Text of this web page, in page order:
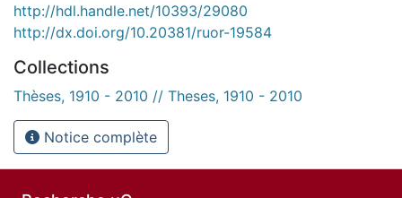
http://hdl.handle.net/10393/29080
http://dx.doi.org/10.20381/ruor-19584
Collections
Thèses, 1910 - 2010 // Theses, 1910 - 2010
Notice complète